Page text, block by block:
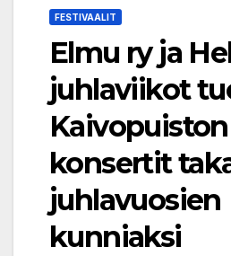
FESTIVAALIT
Elmu ry ja
juhlaviikot
Kaivopuiston
konsertit
juhlavuosien
kunniaksi